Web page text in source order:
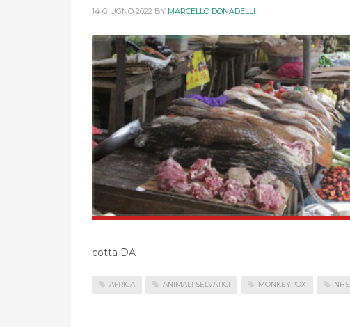
14 GIUGNO 2022 BY MARCELLO DONADELLI
cotta DA
AFRICA ANIMALI SELVATICI MONKEYPOX NHS